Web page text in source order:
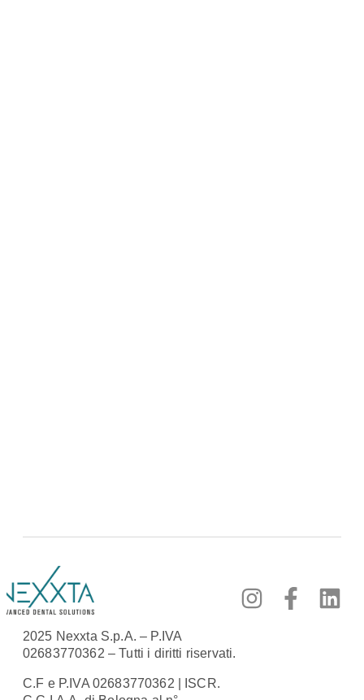
2025 Nexxta S.p.A. – P.IVA
02683770362 – Tutti i diritti riservati.
C.F e P.IVA 02683770362 | ISCR.